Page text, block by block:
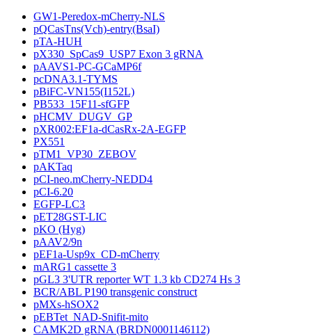
GW1-Peredox-mCherry-NLS
pQCasTns(Vch)-entry(BsaI)
pTA-HUH
pX330_SpCas9_USP7 Exon 3 gRNA
pAAVS1-PC-GCaMP6f
pcDNA3.1-TYMS
pBiFC-VN155(I152L)
PB533_15F11-sfGFP
pHCMV_DUGV_GP
pXR002:EF1a-dCasRx-2A-EGFP
PX551
pTM1_VP30_ZEBOV
pAKTaq
pCI-neo.mCherry-NEDD4
pCI-6.20
EGFP-LC3
pET28GST-LIC
pKO (Hyg)
pAAV2/9n
pEF1a-Usp9x_CD-mCherry
mARG1 cassette 3
pGL3 3'UTR reporter WT 1.3 kb CD274 Hs 3
BCR/ABL P190 transgenic construct
pMXs-hSOX2
pEBTet_NAD-Snifit-mito
CAMK2D gRNA (BRDN0001146112)